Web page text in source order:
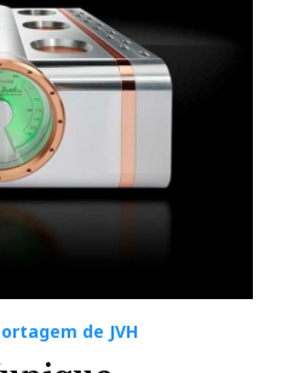
de JVH